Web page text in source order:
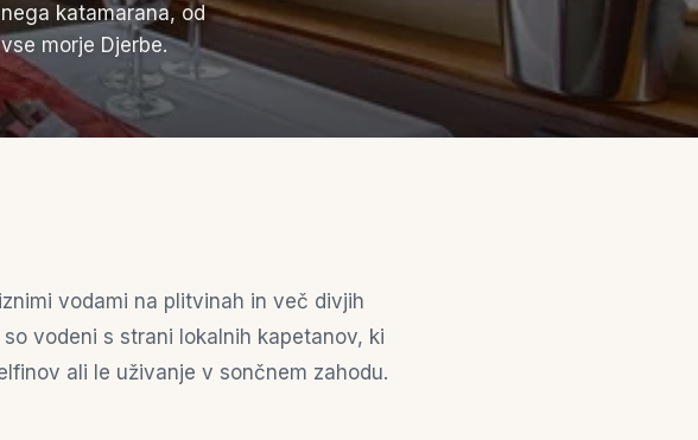
katamarana, od
morje Djerbe.
vodami na plitvinah in več divjih
vodeni s strani lokalnih kapetanov, ki
ali le uživanje v sončnem zahodu.